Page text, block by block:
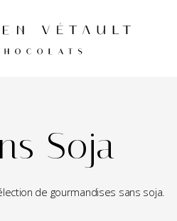
Soja
de gourmandises sans soja.